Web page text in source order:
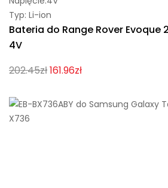
Typ: Li-ion
Bateria do Range Rover Evoque
4V
202.45zł161.96zł